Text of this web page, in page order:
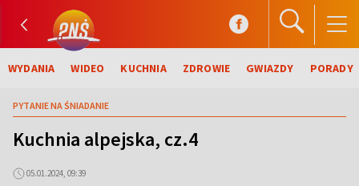
WYDANIA WIDEO KUCHNIA ZDROWIE GWIAZDY PORADY
PYTANIE NA ŚNIADANIE
Kuchnia alpejska, cz.4
05.01.2024, 09:39